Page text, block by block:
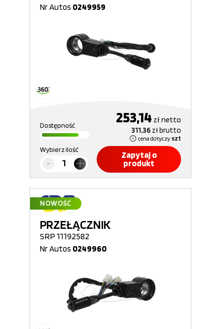
Nr Autos 0249959
Dostępność 253,14 złnetto
311,36 złbrutto
cena dotyczy szt
Wybierz ilość
Zapytaj o
produkt
NOWOŚĆ
PRZEŁĄCZNIK
SRP 11192582
Nr Autos 0249960